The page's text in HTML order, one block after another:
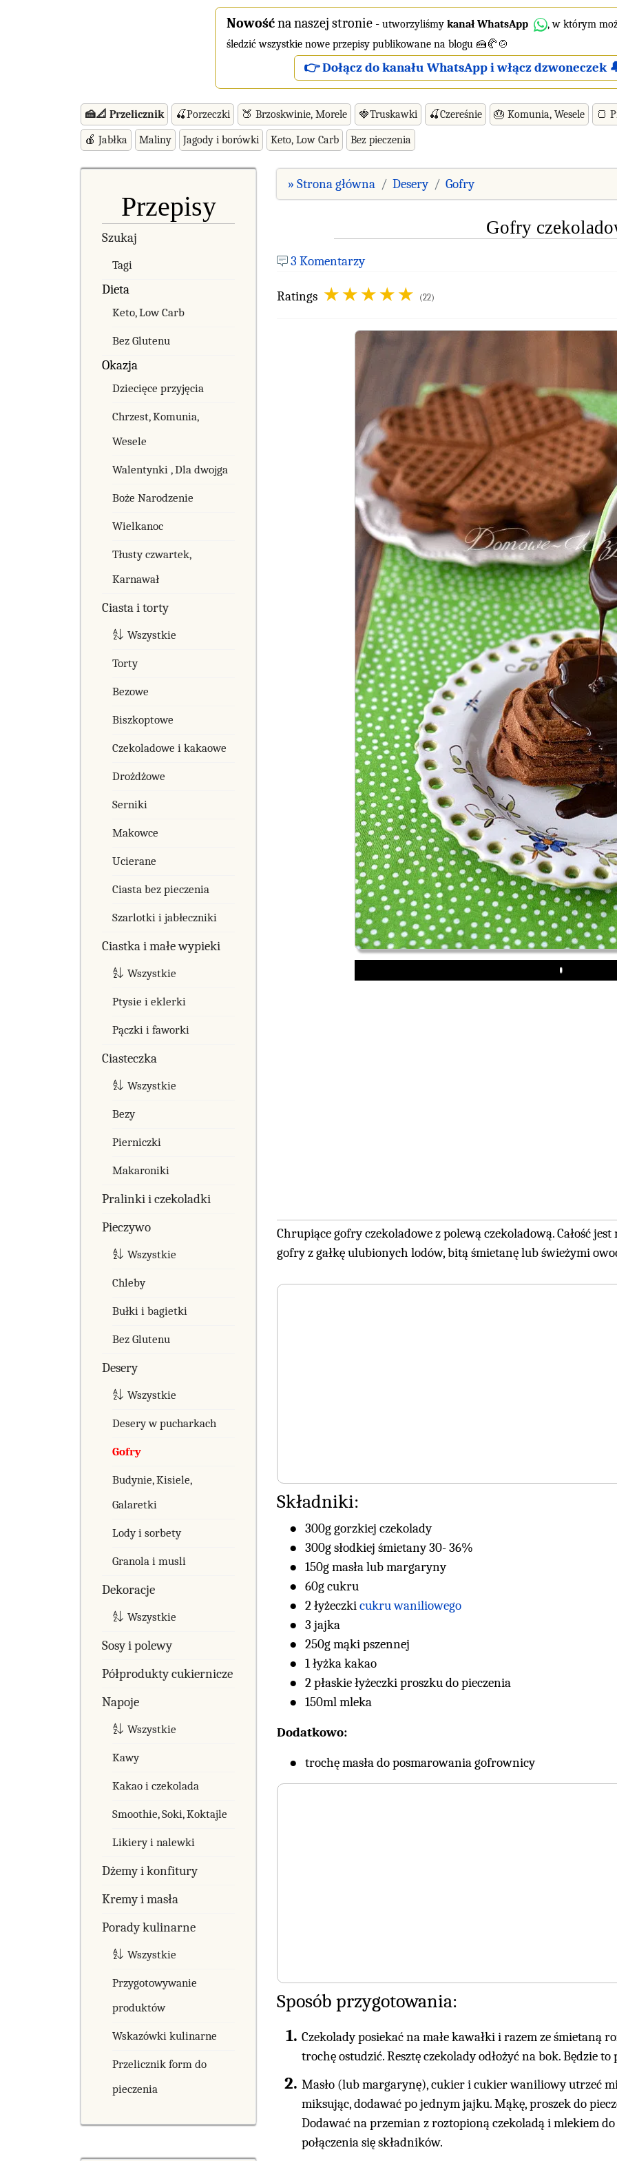
Nowośćna naszej stronie - utworzyliśmy kanał WhatsApp
, w którym
śledzić wszystkie nowe przepisy publikowane na blogu 🍰🥐🍲
👉 Dołącz do kanału WhatsApp i włącz dzwoneczek
🍰📐 Przelicznik 🍒Porzeczki 🍑 Brzoskwinie, Morele 🍓Truskawki 🍒Czereśnie 🎂 Komunia, Wesele 🍞
🍎 Jabłka Maliny Jagody i borówki Keto, Low Carb Bez pieczenia
Przepisy
Szukaj
Tagi
Dieta
Keto, Low Carb
Bez Glutenu
Okazja
Dziecięce przyjęcia
Chrzest, Komunia,
Wesele
Walentynki , Dla dwojga
Boże Narodzenie
Wielkanoc
Tłusty czwartek,
Karnawał
Ciasta i torty
Wszystkie
Torty
Bezowe
Biszkoptowe
Czekoladowe i kakaowe
Drożdżowe
Serniki
Makowce
Ucierane
Ciasta bez pieczenia
Szarlotki i jabłeczniki
Ciastka i małe wypieki
Wszystkie
Ptysie i eklerki
Pączki i faworki
Ciasteczka
Wszystkie
Bezy
Pierniczki
Makaroniki
Pralinki i czekoladki
Pieczywo
Wszystkie
Chleby
Bułki i bagietki
Bez Glutenu
Desery
Wszystkie
Desery w pucharkach
Gofry
Budynie, Kisiele,
Galaretki
Lody i sorbety
Granola i musli
Dekoracje
Wszystkie
Sosy i polewy
Półprodukty cukiernicze
Napoje
Wszystkie
Kawy
Kakao i czekolada
Smoothie, Soki, Koktajle
Likiery i nalewki
Dżemy i konfitury
Kremy i masła
Porady kulinarne
Wszystkie
Przygotowywanie
produktów
Wskazówki kulinarne
Przelicznik form do
pieczenia
» Strona główna Desery Gofry
Gofry
3 Komentarzy
Ratings (22)
Play
Chrupiące gofry czekoladowe z polewą czekoladową. Całość
gofry z gałkę ulubionych lodów, bitą śmietanę lub świeżymi
Składniki:
300g gorzkiej czekolady
300g słodkiej śmietany 30- 36%
150g masła lub margaryny
60g cukru
2 łyżeczkicukru waniliowego
3 jajka
250g mąki pszennej
1 łyżka kakao
2 płaskie łyżeczki proszku do pieczenia
150ml mleka
Dodatkowo:
trochę masła do posmarowania gofrownicy
Sposób przygotowania:
Czekolady posiekać na małe kawałki i razem ze śmietaną
trochę ostudzić. Resztę czekolady odłożyć na bok. Będzie to
Masło (lub margarynę), cukier i cukier waniliowy utrzeć
miksując, dodawać po jednym jajku. Mąkę, proszek do
Dodawać na przemian z roztopioną czekoladą i mlekiem
połączenia się składników.